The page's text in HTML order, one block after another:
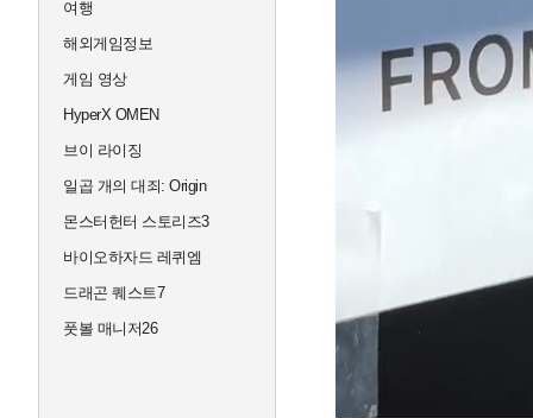
여행
해외게임정보
게임 영상
HyperX OMEN
브이 라이징
일곱 개의 대죄: Origin
몬스터헌터 스토리즈3
바이오하자드 레퀴엠
드래곤 퀘스트7
풋볼 매니저26